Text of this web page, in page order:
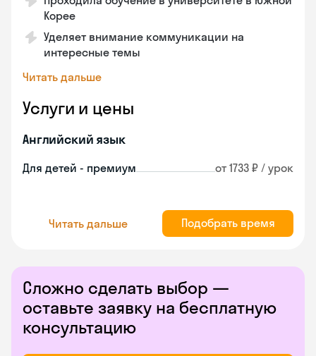
Корее
Уделяет внимание коммуникации на
интересные темы
Читать дальше
Услуги и цены
Английский язык
Для детей - премиум от 1733 ₽ / урок
Читать дальше Подобрать время
Сложно сделать выбор —
оставьте заявку на бесплатную
консультацию